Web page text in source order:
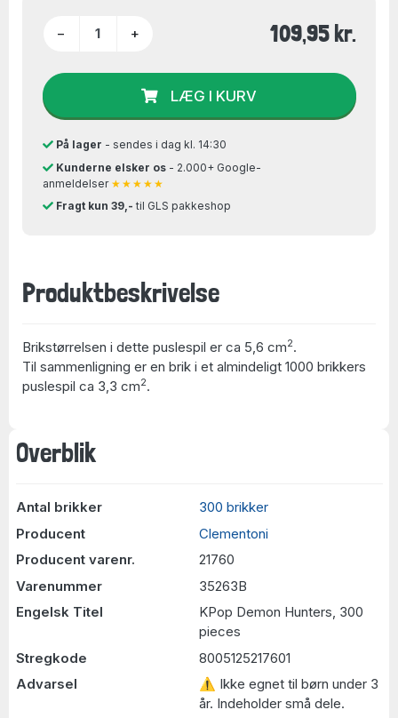
Overblik
Antal brikker
300 brikker
Producent
Clementoni
Producent varenr.
21760
Varenummer
35263B
Engelsk Titel
KPop Demon Hunters, 300
pieces
Stregkode
8005125217601
Advarsel
⚠ Ikke egnet til børn under 3
år. Indeholder små dele.
− + 109,95 kr.
LÆG I KURV
På lager - sendes i dag kl. 14:30
Kunderne elsker os- 2.000+ Google-
anmeldelser ★★★★★
Fragt kun 39,- til GLS pakkeshop
Produktbeskrivelse
Brikstørrelsen i dette puslespil er ca 5,6 cm2.
Til sammenligning er en brik i et almindeligt 1000 brikkers
puslespil ca 3,3 cm2.